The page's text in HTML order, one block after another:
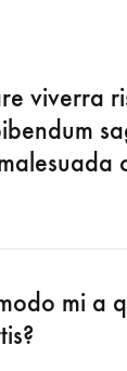
viverra
mi a